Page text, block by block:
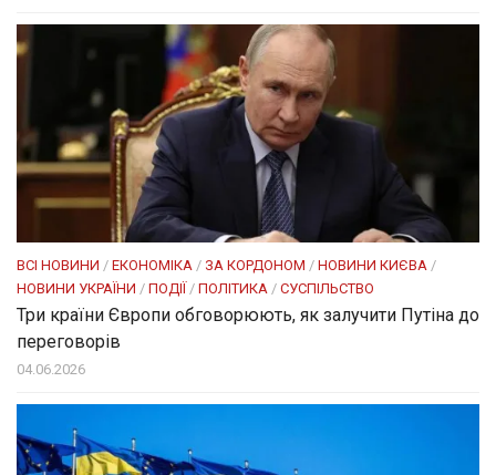
ВСІ НОВИНИ / ЕКОНОМІКА / ЗА КОРДОНОМ / НОВИНИ КИЄВА /
НОВИНИ УКРАЇНИ / ПОДІЇ / ПОЛІТИКА / СУСПІЛЬСТВО
Три країни Європи обговорюють, як залучити Путіна до
переговорів
04.06.2026